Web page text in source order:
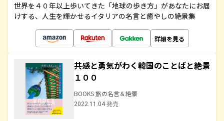
世界を４０年以上歩いてきた「地球の歩き方」があなたにお届
けする、人生を輝かせるイタリアの名言と癒やしの絶景集
詳細を見る
共感と勇気がわく韓国のことばと絶景
１００
BOOKS 旅の名言＆絶景
2022.11.04 発売